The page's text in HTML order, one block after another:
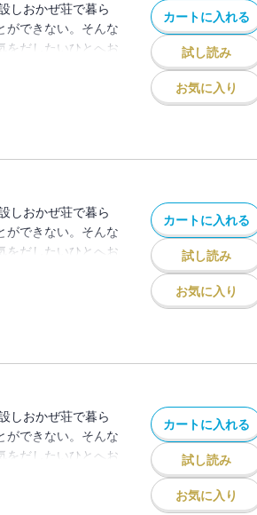
しおかぜ荘で暮ら
ができない。そんな
をだしたいひとへお
カートに入れる
試し読み
お気に入り
しおかぜ荘で暮ら
ができない。そんな
をだしたいひとへお
カートに入れる
試し読み
お気に入り
しおかぜ荘で暮ら
ができない。そんな
をだしたいひとへお
カートに入れる
試し読み
お気に入り